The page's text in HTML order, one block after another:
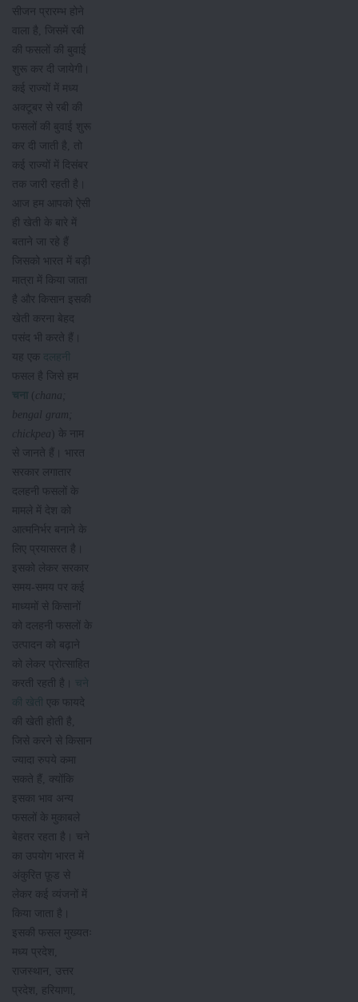
सीजन प्रारम्भ होने
वाला है, जिसमें रबी
की फसलों की बुवाई
शुरू कर दी जायेगी।
कई राज्यों में मध्य
अक्टूबर से रबी की
फसलों की बुवाई शुरू
कर दी जाती है, तो
कई राज्यों में दिसंबर
तक जारी रहती है।
आज हम आपको ऐसी
ही खेती के बारे में
बताने जा रहे हैं
जिसको भारत में बड़ी
मात्रा में किया जाता
है और किसान इसकी
खेती करना बेहद
पसंद भी करते हैं।
यह एक
दलहनी
फसल है जिसे हम
चना ( chana;
bengal gram;
chickpea ) के नाम
से जानते हैं। भारत
सरकार लगातार
दलहनी फसलों के
मामले में देश को
आत्मनिर्भर बनाने के
लिए प्रयासरत है।
इसको लेकर सरकार
समय-समय पर कई
माध्यमों से किसानों
को दलहनी फसलों के
उत्पादन को बढ़ाने
को लेकर प्रोत्साहित
करती रहती है।
चने
की खेती
एक फायदे
की खेती होती है,
जिसे करने से किसान
ज्यादा रुपये कमा
सकते हैं, क्योंकि
इसका भाव अन्य
फसलों के मुकाबले
बेहतर रहता है। चने
का उपयोग भारत में
अंकुरित फ़ूड से
लेकर कई व्यंजनों में
किया जाता है।
इसकी फसल मुख्यतः
मध्य प्रदेश,
राजस्थान, उत्तर
प्रदेश, हरियाणा,